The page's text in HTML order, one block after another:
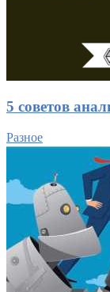
5 советов
Разное